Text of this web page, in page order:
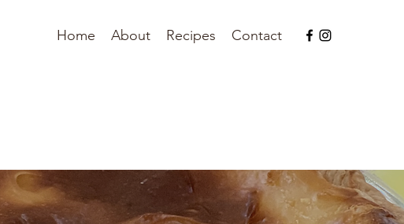
Home About Recipes Contact